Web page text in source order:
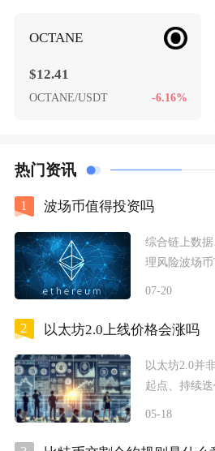
OCTANE
$12.41
OCTANE/USDT -6.16%
热门资讯
1 波场币值得投资吗
综合链上数
理风险波场币
07-20
2 以太坊2.0上线价格会涨吗
以太坊2.0并
起点、持续迭
05-18